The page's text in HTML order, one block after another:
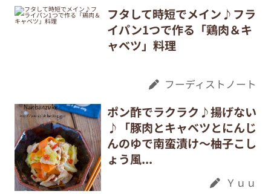
フタして時短でメイン♪フラ
イパン1つで作る「鶏肉＆キ
ャベツ」料理
フーディストノート
ポン酢でラクラク♪揚げない
♪「豚肉とキャベツとにんじ
んのゆで南蛮漬け〜柚子こし
ょう風...
Ｙｕｕ